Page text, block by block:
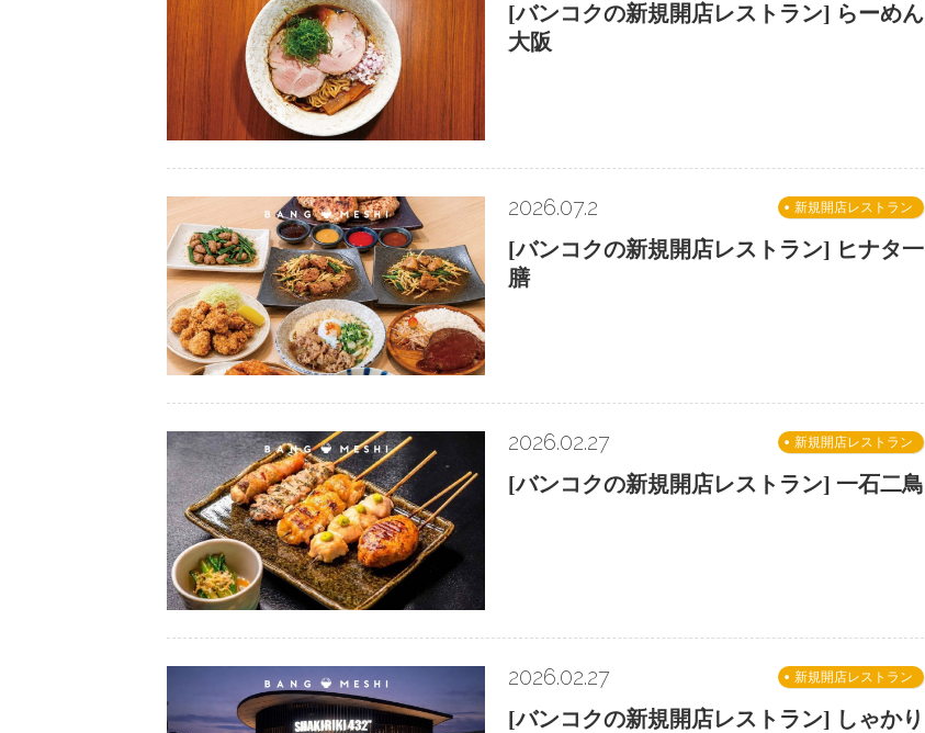
[バンコクの新規開店レストラン] らーめん
大阪
新規開店レストラン
2026.07.2
[バンコクの新規開店レストラン] ヒナタ一
膳
新規開店レストラン
2026.02.27
[バンコクの新規開店レストラン] 一石二鳥
新規開店レストラン
2026.02.27
[バンコクの新規開店レストラン] しゃかり